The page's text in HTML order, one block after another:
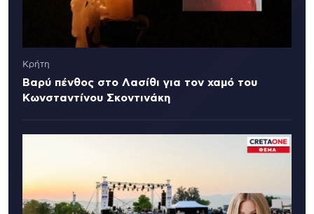
Κρήτη
Βαρύ πένθος στο Λασίθι για τον χαμό του
Κωνσταντίνου Σκοντινάκη